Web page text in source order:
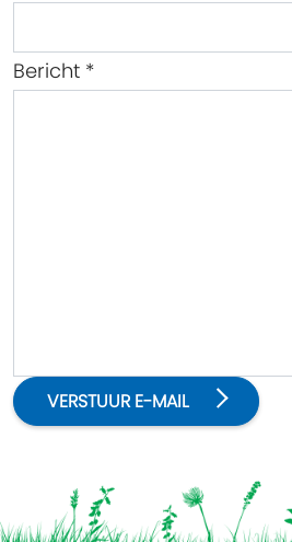
Bericht *
VERSTUUR E-MAIL